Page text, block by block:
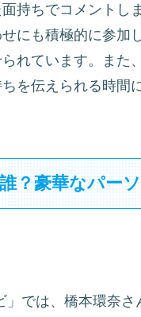
持ちでコメントし
にも積極的に参加
れています。また
を伝えられる時間
？豪華なパー
」では、橋本環奈